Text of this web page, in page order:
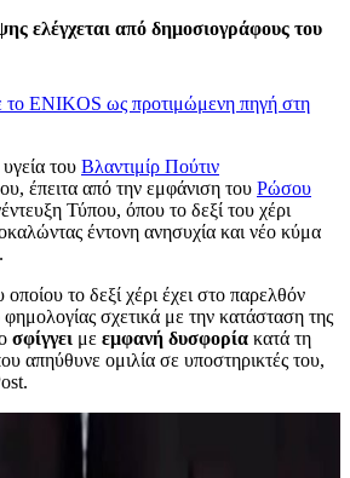
ελέγχεται από δημοσιογράφους του
το ENIKOS ως προτιμώμενη πηγή στη
του Βλαντιμίρ Πούτιν
έπειτα από την εμφάνιση του Ρώσου
Τύπου, όπου το δεξί του χέρι
έντονη ανησυχία και νέο κύμα
το δεξί χέρι έχει στο παρελθόν
φημολογίας σχετικά με την κατάσταση της
σφίγγει με εμφανή δυσφορία κατά τη
απηύθυνε ομιλία σε υποστηρικτές του,